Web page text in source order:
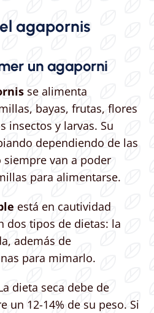
agapornis
un agaporni
se alimenta
bayas, frutas, flores
insectos y larvas. Su
dependiendo de las
siempre van a poder
para alimentarse.
está en cautividad
dos tipos de dietas: la
además de
para mimarlo.
dieta seca debe de
un 12-14% de su peso. Si